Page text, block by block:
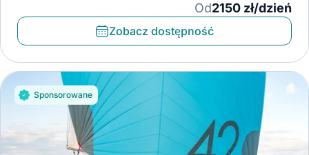
Od2150 zł/dzień
Zobacz dostępność
Sponsorowane